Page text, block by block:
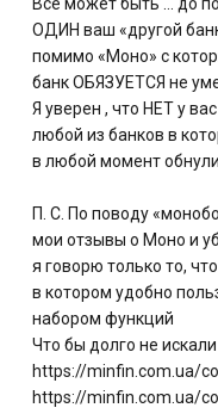
ОДИН ваш «другой
помимо «Моно» с
банк ОБЯЗУЕТСЯ не
Я уверен , что НЕТ у
любой из банков в
в любой момент
П. С. По поводу
мои отзывы о Моно и
я говорю только то,
в котором удобно
набором функций
Что бы долго не
https://minfin.com.ua/
https://minfin.com.ua/